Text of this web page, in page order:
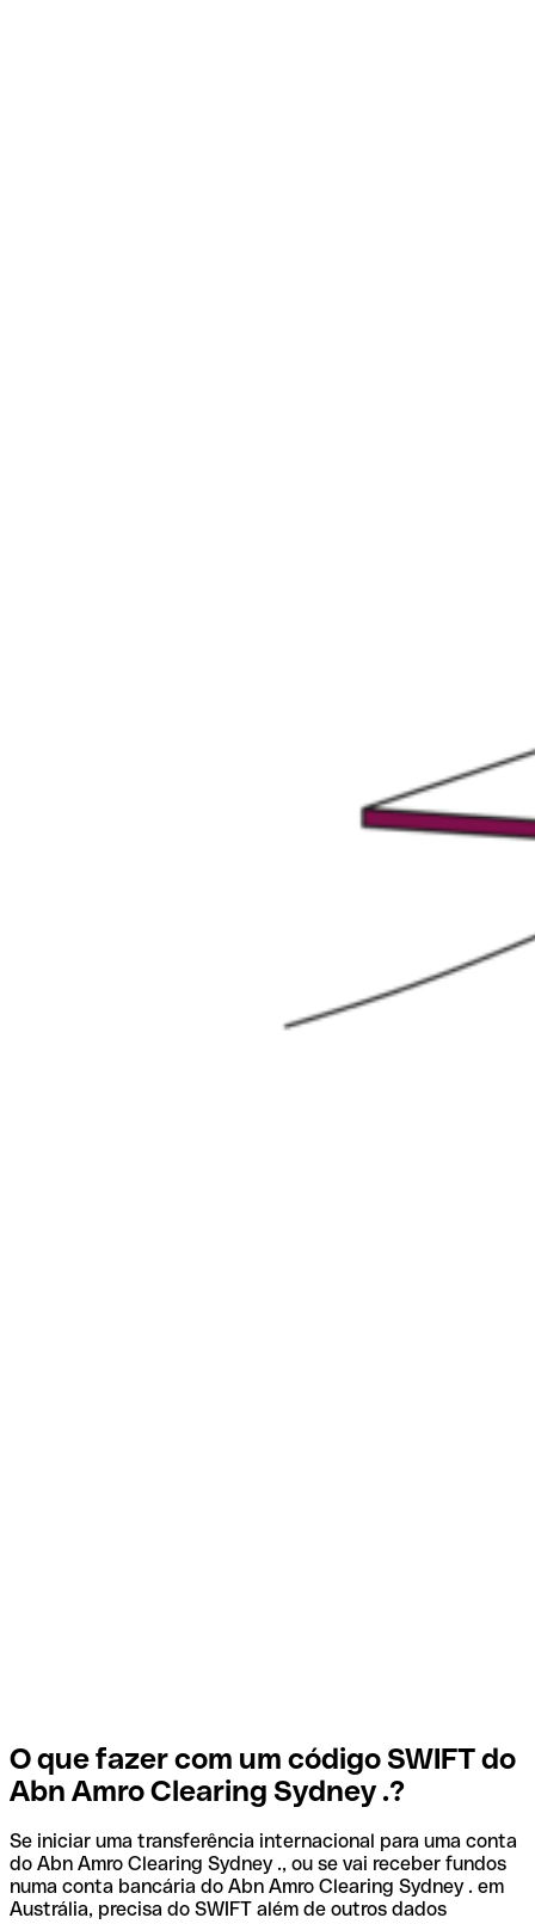
O que fazer com um código SWIFT do
Abn Amro Clearing Sydney .?
Se iniciar uma transferência internacional para uma conta
do Abn Amro Clearing Sydney ., ou se vai receber fundos
numa conta bancária do Abn Amro Clearing Sydney . em
Austrália, precisa do SWIFT além de outros dados